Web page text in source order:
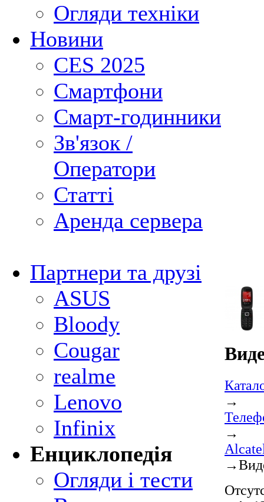
Огляди техніки
Новини
CES 2025
Смартфони
Смарт-годинники
Зв'язок /
Оператори
Статті
Аренда сервера
Партнери та друзі
ASUS
Bloody
Cougar
realme
Lenovo
Infinix
Енциклопедія
Огляди і тести
→
→
→